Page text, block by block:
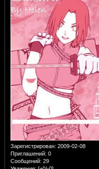
Зарегистрирован: 2009-02-08
Приглашений: 0
Сообщений: 29